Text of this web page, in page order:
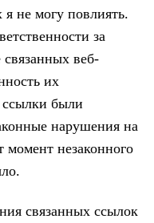
не могу повлиять.
за
веб-
их
были
нарушения на
незаконного
связанных ссылок